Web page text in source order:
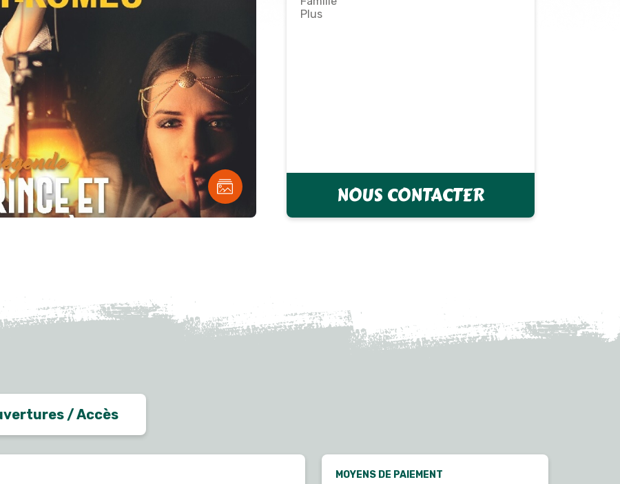
NOUS CONTACTER
/ Accès
MOYENS DE PAIEMENT